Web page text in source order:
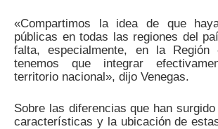
«Compartimos la idea de que
públicas en todas las regiones del
falta, especialmente, en la Región
tenemos que integrar
territorio nacional», dijo Venegas.
Sobre las diferencias que han
características y la ubicación de